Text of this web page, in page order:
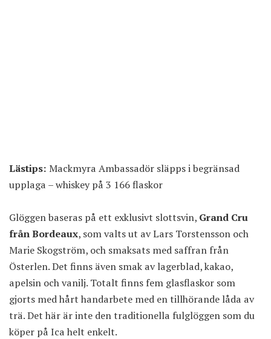
Lästips: Mackmyra Ambassadör släpps i begränsad
upplaga – whiskey på 3 166 flaskor
Glöggen baseras på ett exklusivt slottsvin, Grand Cru
från Bordeaux, som valts ut av Lars Torstensson och
Marie Skogström, och smaksats med saffran från
Österlen. Det finns även smak av lagerblad, kakao,
apelsin och vanilj. Totalt finns fem glasflaskor som
gjorts med hårt handarbete med en tillhörande låda av
trä. Det här är inte den traditionella fulglöggen som du
köper på Ica helt enkelt.